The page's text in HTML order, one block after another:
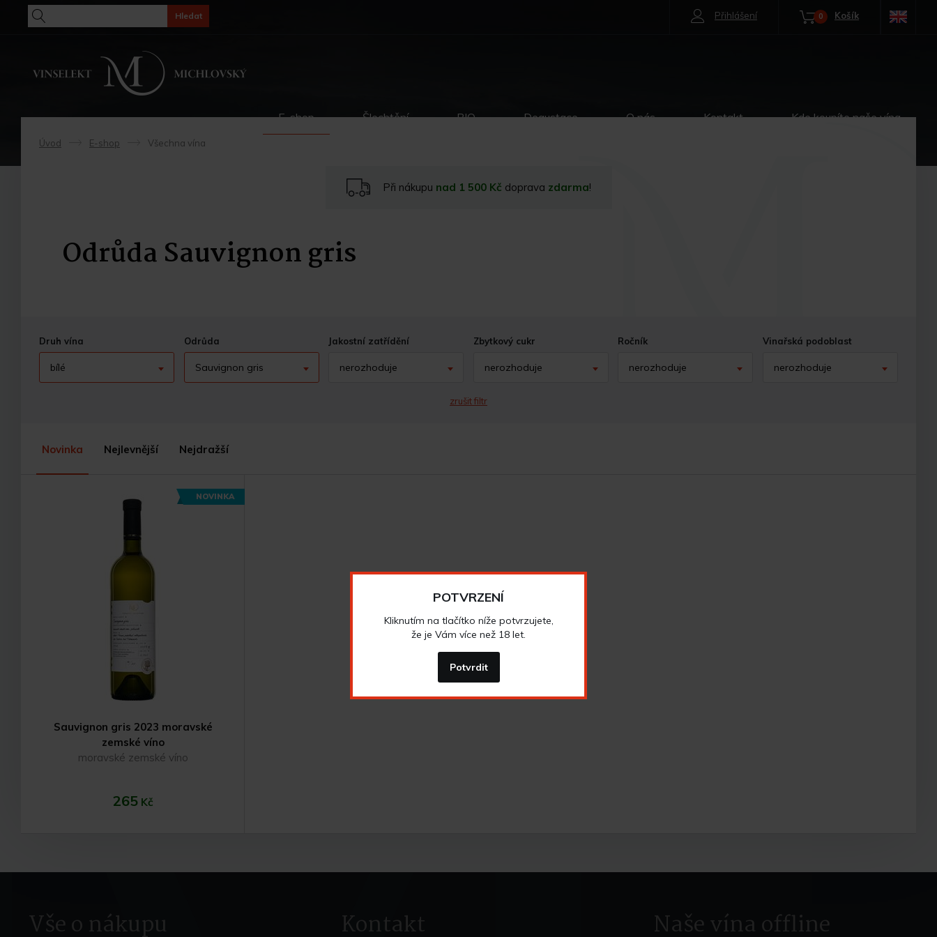
Košík
0
Přihlášení
Hledat
E-shop Šlechtění BIO Degustace O nás Kontakt Kde koupíte naše vína
Úvod ->
E-shop ->
Všechna vína
Při nákupu nad 1 500 Kč doprava zdarma!
Odrůda Sauvignon gris
Druh vína
bílé
Odrůda
Sauvignon gris
Jakostní zatřídění
nerozhoduje
Zbytkový cukr
nerozhoduje
Ročník
nerozhoduje
Vinařská podoblast
nerozhoduje
zrušit filtr
Novinka Nejlevnější Nejdražší
Sauvignon gris 2023 moravské
zemské víno
moravské zemské víno
265 Kč
NOVINKA
Vše o nákupu Kontakt Naše vína offline
POTVRZENÍ
Kliknutím na tlačítko níže potvrzujete,
že je Vám více než 18 let.
Potvrdit